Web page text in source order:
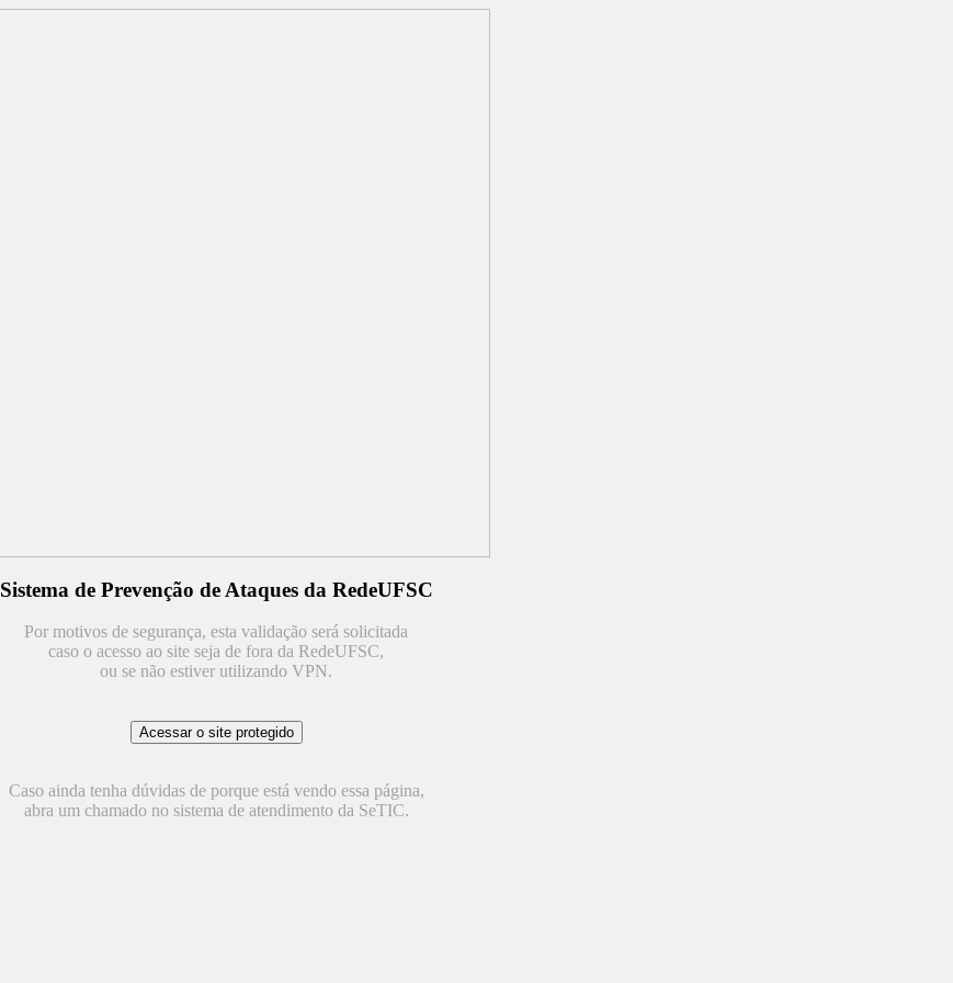
Sistema de Prevenção de Ataques da RedeUFSC
Por motivos de segurança, esta validação será solicitada
caso o acesso ao site seja de fora da RedeUFSC,
ou se não estiver utilizando VPN.
Caso ainda tenha dúvidas de porque está vendo essa página,
abra um chamado no sistema de atendimento da SeTIC.